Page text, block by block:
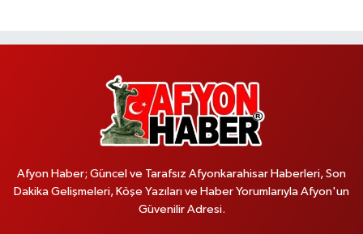
Afyon Haber; Güncel ve Tarafsız Afyonkarahisar Haberleri, Son
Dakika Gelişmeleri, Köşe Yazıları ve Haber Yorumlarıyla Afyon'un
Güvenilir Adresi.